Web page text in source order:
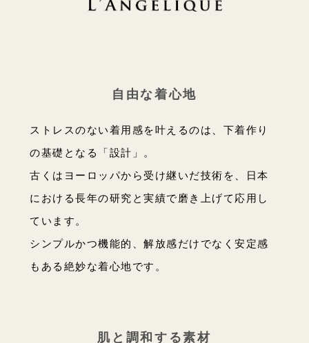
自由な着心地
ストレスのない着用感を叶えるのは、下着作り
の基礎となる「設計」。
古くはヨーロッパから受け継いだ技術を、日本
における長年の研究と実績で磨き上げて応用し
ています。
シンプルかつ機能的、解放感だけでなく安定感
もある絶妙な着心地です。
肌と調和する素材